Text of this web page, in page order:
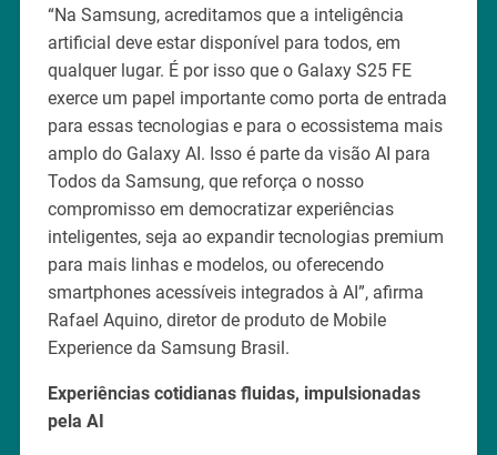
“Na Samsung, acreditamos que a inteligência
artificial deve estar disponível para todos, em
qualquer lugar. É por isso que o Galaxy S25 FE
exerce um papel importante como porta de entrada
para essas tecnologias e para o ecossistema mais
amplo do Galaxy AI. Isso é parte da visão AI para
Todos da Samsung, que reforça o nosso
compromisso em democratizar experiências
inteligentes, seja ao expandir tecnologias premium
para mais linhas e modelos, ou oferecendo
smartphones acessíveis integrados à AI”, afirma
Rafael Aquino, diretor de produto de Mobile
Experience da Samsung Brasil.
Experiências cotidianas fluidas, impulsionadas
pela AI